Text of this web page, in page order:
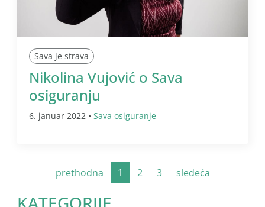
Sava je strava
Nikolina Vujović o Sava
osiguranju
6. januar 2022 • Sava osiguranje
prethodna 1 2 3 sledeća